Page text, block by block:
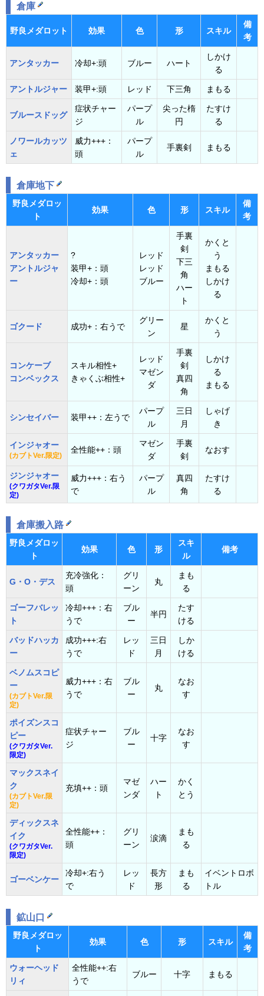
倉庫
野良メダロット 効果 色 形 スキル
備
考
アンタッカー 冷却+:頭 ブルー ハート
しかけ
る
アントルジャー 装甲+:頭 レッド 下三角 まもる
ブルースドッグ
症状チャー
ジ
パープ
ル
尖った楕
円
たすけ
る
ノワールカッツ
ェ
威力+++：
頭
パープ
ル
手裏剣 まもる
倉庫地下
野良メダロッ
ト
効果 色 形 スキル
備
考
アンタッカー
アントルジャ
ー
?
装甲+：頭
冷却+：頭
レッド
レッド
ブルー
手裏
剣
下三
角
ハー
ト
かくと
う
まもる
しかけ
る
ゴクード 成功+：右うで
グリー
ン
星
かくと
う
コンケーブ
コンベックス
スキル相性+
きゃくぶ相性+
レッド
マゼン
ダ
手裏
剣
真四
角
しかけ
る
まもる
シンセイバー 装甲++：左うで
パープ
ル
三日
月
しゃげ
き
インジャオー
(カブトVer.限定)
全性能++：頭
マゼン
ダ
手裏
剣
なおす
ジンジャオー
(クワガタVer.限
定)
威力+++：右う
で
パープ
ル
真四
角
たすけ
る
倉庫搬入路
野良メダロッ
ト
効果 色 形
スキ
ル
備考
G・O・デス
充冷強化：
頭
グリ
ーン
丸
まも
る
ゴーフバレッ
ト
冷却+++：右
うで
ブル
ー
半円
たす
ける
バッドハッカ
ー
成功+++:右
うで
レッ
ド
三日
月
しか
ける
ベノムスコピ
ー
(カブトVer.限
定)
威力+++：右
うで
ブル
ー
丸
なお
す
ポイズンスコ
ピー
(クワガタVer.
限定)
症状チャー
ジ
ブル
ー
十字
なお
す
マックスネイ
ク
(カブトVer.限
定)
充填++：頭
マゼ
ンダ
ハー
ト
かく
とう
ディックスネ
イク
(クワガタVer.
限定)
全性能++：
頭
グリ
ーン
涙滴
まも
る
ゴーベンケー
冷却+:右う
で
レッ
ド
長方
形
まも
る
イベントロボ
トル
鉱山口
野良メダロッ
ト
効果 色 形 スキル
備
考
ウォーヘッド
リィ
全性能++:右
うで
ブルー 十字 まもる